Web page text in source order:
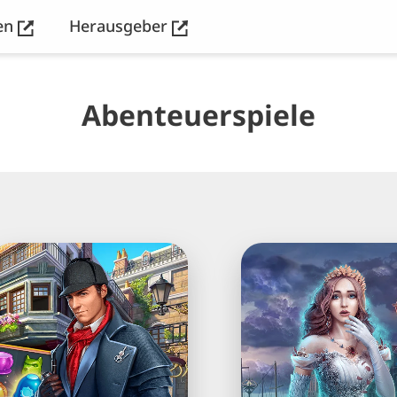
Herausgeber
Abenteuerspiele
・
Hidden
City®: